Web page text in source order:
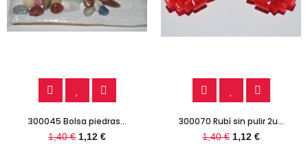
300045 Bolsa piedras...
1,40 € 1,12 €
300070 Rubí sin pulir 2u...
1,40 € 1,12 €